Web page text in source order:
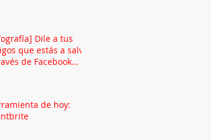
Dile a tus
que estás a salvo
de Facebook
de hoy: